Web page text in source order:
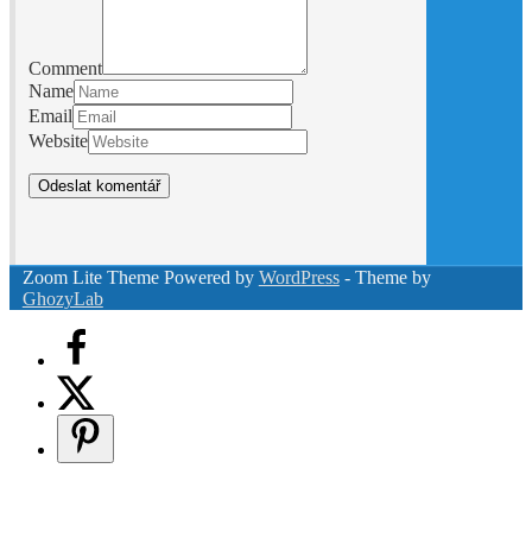
Comment
Name
Email
Website
Zoom Lite Theme Powered by WordPress- Theme by
GhozyLab